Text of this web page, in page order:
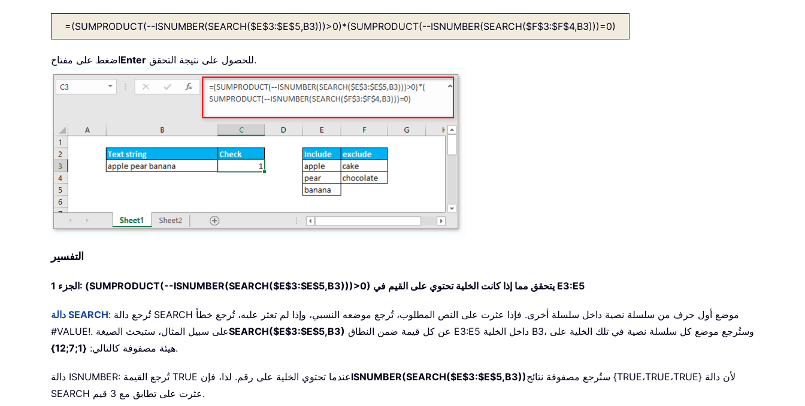
=(SUMPRODUCT(--ISNUMBER(SEARCH($E$3:$E$5,B3)))>0)*(SUMPRODUCT(--ISNUMBER(SEARCH($F$3:$F$4,B3)))=0)
اضغط على مفتاحEnter للحصول على نتيجة التحقق.
التفسير
الجزء 1: (SUMPRODUCT(--ISNUMBER(SEARCH($E$3:$E$5,B3)))>0) يتحقق مما إذا كانت الخلية تحتوي على القيم في E3:E5
دالة SEARCH: تُرجع دالة SEARCH موضع أول حرف من سلسلة نصية داخل سلسلة أخرى. فإذا عثرت على النص المطلوب، تُرجع موضعه النسبي، وإذا لم تعثر عليه، تُرجع خطأ
#VALUE!. على سبيل المثال، ستبحث الصيغةSEARCH($E$3:$E$5,B3)
هيئة مصفوفة كالتالي: {1;7;12} .
دالة ISNUMBER: تُرجع القيمة TRUE عندما تحتوي الخلية على رقم. لذا، فإنISNUMBER(SEARCH($E$3:$E$5,B3))ستُرجع مصفوفة نتائج {TRUE،TRUE،TRUE} لأن دالة
SEARCH عثرت على تطابق مع 3 قيم.